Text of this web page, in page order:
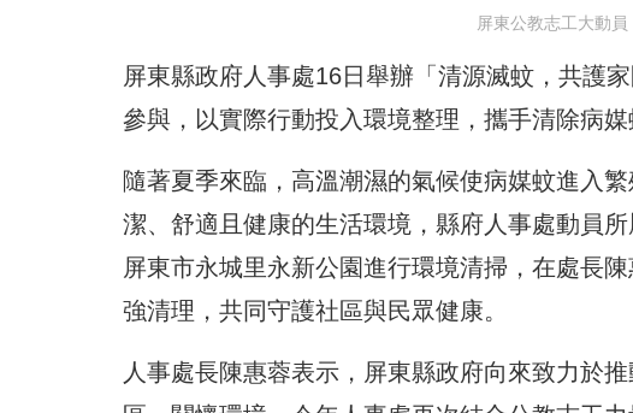
屏東公教志工大動
屏東縣政府人事處16日舉辦「清源滅蚊，共護
參與，以實際行動投入環境整理，攜手清除病
隨著夏季來臨，高溫潮濕的氣候使病媒蚊進入
潔、舒適且健康的生活環境，縣府人事處動員
屏東市永城里永新公園進行環境清掃，在處長
強清理，共同守護社區與民眾健康。
人事處長陳惠蓉表示，屏東縣政府向來致力於